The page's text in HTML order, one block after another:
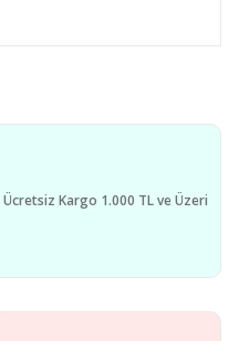
görüntülenemiyor.
Ücretsiz Kargo 1.000 TL ve Üzeri